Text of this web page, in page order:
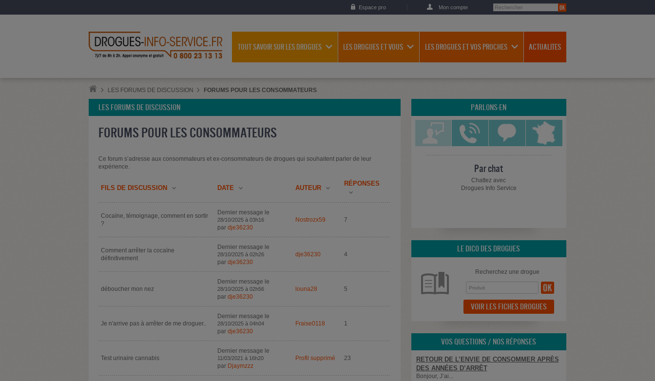
Espace pro Mon compte
TOUT SAVOIR SUR LES DROGUES LES DROGUES ET VOUS LES DROGUES ET VOS PROCHES ACTUALITES
LES FORUMS DE DISCUSSION FORUMS POUR LES CONSOMMATEURS
LES FORUMS DE DISCUSSION
FORUMS POUR LES CONSOMMATEURS
Ce forum s’adresse aux consommateurs et ex-consommateurs de drogues qui souhaitent parler de leur
expérience.
FILS DE DISCUSSION DATE AUTEUR
RÉPONSES
Cocaïne, témoignage, comment en sortir
?
Dernier message le
28/10/2025 à 03h16
par dje36230
Nostrozx59 7
Comment arrêter la cocaïne
définitivement
Dernier message le
28/10/2025 à 02h26
par dje36230
dje36230 4
déboucher mon nez
Dernier message le
28/10/2025 à 02h56
par dje36230
louna28 5
Je n'arrive pas à arrêter de me droguer..
Dernier message le
28/10/2025 à 04h04
par dje36230
Fraise0118 1
Test urinaire cannabis
Dernier message le
11/03/2021 à 16h20
par Djaymzzz
Profil supprimé 23
PARLONS-EN
Par chat
Chattez avec
Drogues Info Service
LE DICO DES DROGUES
Recherchez une drogue
VOIR LES FICHES DROGUES
VOS QUESTIONS / NOS RÉPONSES
RETOUR DE L’ENVIE DE CONSOMMER APRÈS
DES ANNÉES D’ARRÊT
Bonjour, J’ai...